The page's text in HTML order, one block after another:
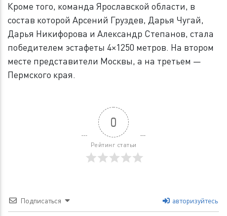
Кроме того, команда Ярославской области, в
состав которой Арсений Груздев, Дарья Чугай,
Дарья Никифорова и Александр Степанов, стала
победителем эстафеты 4×1250 метров. На втором
месте представители Москвы, а на третьем —
Пермского края.
0
Рейтинг статьи
Подписаться авторизуйтесь